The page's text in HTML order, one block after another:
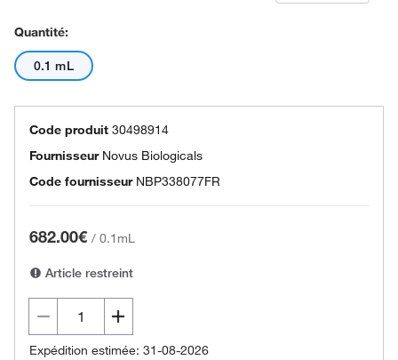
Quantité:
0.1 mL
Code produit 30498914
Fournisseur Novus Biologicals
Code fournisseur NBP338077FR
682.00€ / 0.1mL
Article restreint
Expédition estimée: 31-08-2026